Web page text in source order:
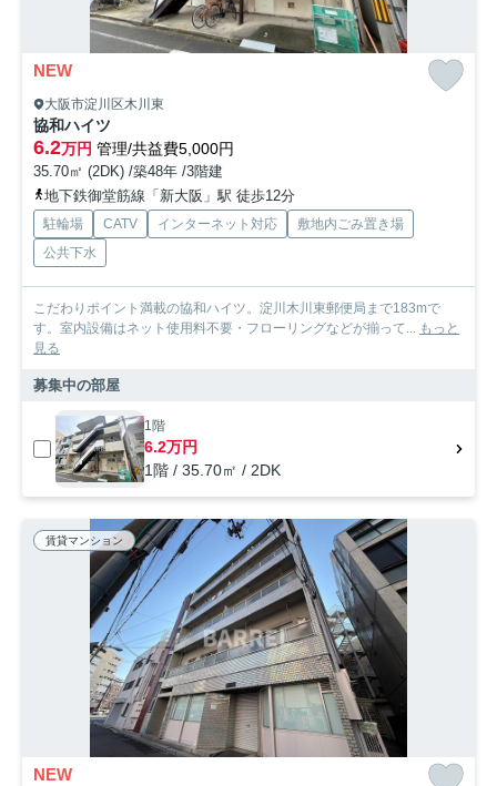
NEW
大阪市淀川区木川東
協和ハイツ
6.2万円 管理/共益費5,000円
35.70㎡ (2DK) /築48年 /3階建
地下鉄御堂筋線「新大阪」駅 徒歩12分
駐輪場 CATV インターネット対応
敷地内ごみ置き場
公共下水
こだわりポイント満載の協和ハイツ。淀川木川東郵便局まで183mで
す。室内設備はネット使用料不要・フローリングなどが揃って... もっと
見る
募集中の部屋
1階
6.2万円
1階 / 35.70㎡ / 2DK
賃貸マンション
NEW